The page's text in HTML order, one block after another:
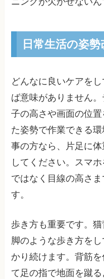
日常生活の姿
どんなに良いケアを
ば意味がありません
子の高さや画面の位
た姿勢で作業できる
事の方なら、片足に
してください。スマ
ではなく目線の高さ
す。
歩き方も重要です。
脚のような歩き方を
かり続けます。背筋
て足の指で地面を蹴